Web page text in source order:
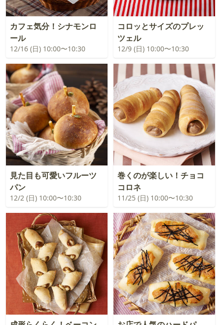
カフェ気分！シナモンロ
ール
12/16 (日) 10:00〜10:30
コロッとサイズのプレッ
ツェル
12/9 (日) 10:00〜10:30
見た目も可愛いフルーツ
パン
12/2 (日) 10:00〜10:30
巻くのが楽しい！チョコ
コロネ
11/25 (日) 10:00〜10:30